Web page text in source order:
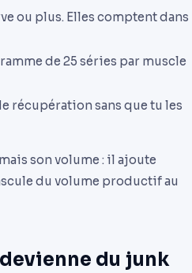
ou plus. Elles comptent dans
de 25 séries par muscle
récupération sans que tu les
son volume : il ajoute
du volume productif au
du junk